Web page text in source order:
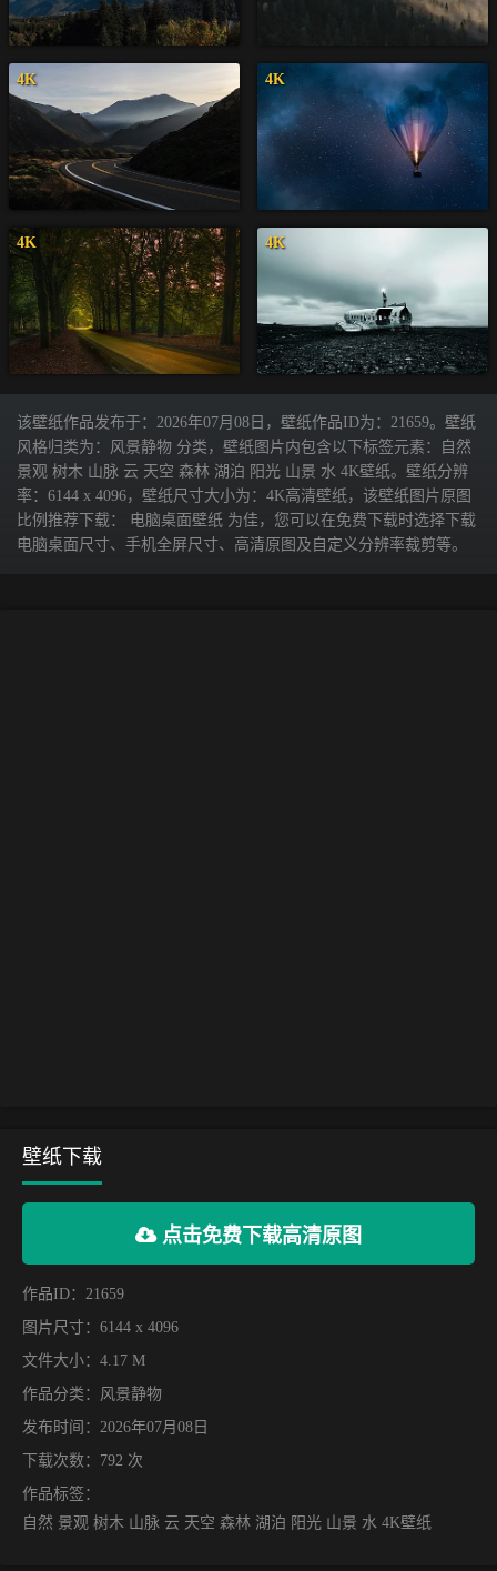
4K 4K
4K 4K
该壁纸作品发布于：2026年07月08日，壁纸作品ID为：21659。壁纸
风格归类为：风景静物 分类，壁纸图片内包含以下标签元素：自然
景观 树木 山脉 云 天空 森林 湖泊 阳光 山景 水 4K壁纸。壁纸分辨
率：6144 x 4096，壁纸尺寸大小为：4K高清壁纸，该壁纸图片原图
比例推荐下载： 电脑桌面壁纸 为佳，您可以在免费下载时选择下载
电脑桌面尺寸、手机全屏尺寸、高清原图及自定义分辨率裁剪等。
壁纸下载
点击免费下载高清原图
作品ID：21659
图片尺寸：6144 x 4096
文件大小：4.17 M
作品分类： 风景静物
发布时间：2026年07月08日
下载次数：792 次
作品标签：
自然 景观 树木 山脉 云 天空 森林 湖泊 阳光 山景 水 4K壁纸